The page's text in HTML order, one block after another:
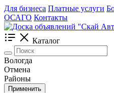
Для бизнеса Платные услуги
ОСАГО Контакты
Каталог
Вологда
Отмена
Районы
Применить